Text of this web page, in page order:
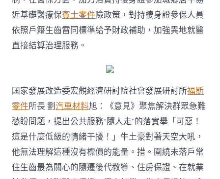
近基礎醫療保賓士零件險政策，對持棲身證參保人員
依照戶籍生齒雷同標準給予財政補助，加強異地就醫
直接結算治理服務。
國家發展改造委宏觀經濟研討院社會發展研討所福斯
零件所長 劉汽車材料旭：《意見》聚焦解決群眾急難
愁盼問題，提出公共服務“隨人走”的落實舉「可惡！
這是什麼低級的情緒干擾！」牛土豪對著天空大吼，
他無法理解這種沒有標價的能量。措。圍繞未落戶常
住生齒最為關心的隨遷後代教導、住房保證、在就業